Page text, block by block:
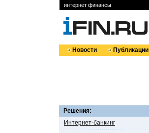
интернет финансы
Новости Публикации
Решения:
Интернет-банкинг